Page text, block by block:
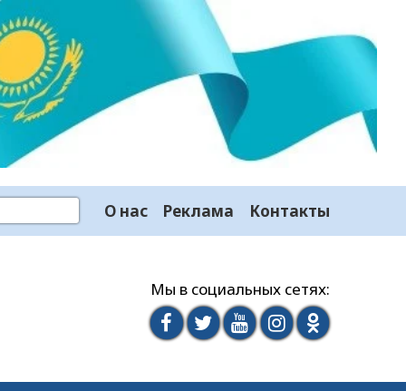
О нас Реклама Контакты
Мы в социальных сетях: